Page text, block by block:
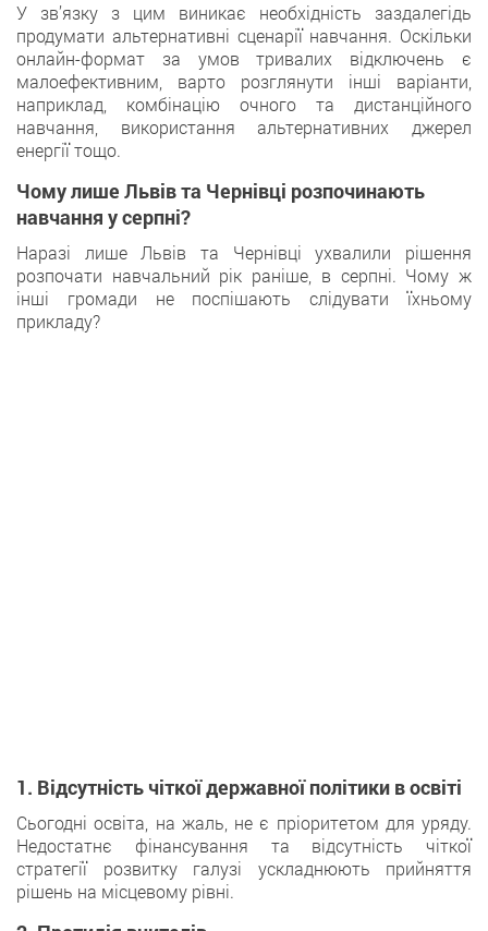
У зв’язку з цим виникає необхідність заздалегідь
продумати альтернативні сценарії навчання. Оскільки
онлайн-формат за умов тривалих відключень є
малоефективним, варто розглянути інші варіанти,
наприклад, комбінацію очного та дистанційного
навчання, використання альтернативних джерел
енергії тощо.
Чому лише Львів та Чернівці розпочинають
навчання у серпні?
Наразі лише Львів та Чернівці ухвалили рішення
розпочати навчальний рік раніше, в серпні. Чому ж
інші громади не поспішають слідувати їхньому
прикладу?
1. Відсутність чіткої державної політики в освіті
Сьогодні освіта, на жаль, не є пріоритетом для уряду.
Недостатнє фінансування та відсутність чіткої
стратегії розвитку галузі ускладнюють прийняття
рішень на місцевому рівні.